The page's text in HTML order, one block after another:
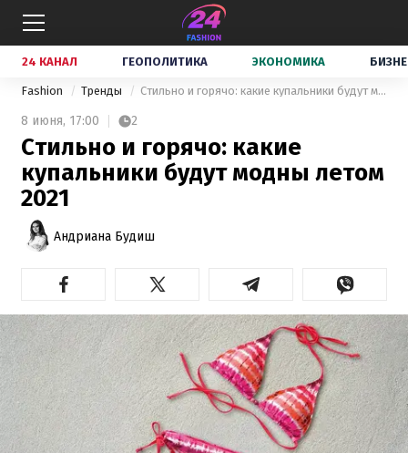
24 КАНАЛ ГЕОПОЛИТИКА ЭКОНОМИКА
Fashion Тренды Стильно и горячо: какие купальники будут модны летом 2021
8 июня, 17:00 2
Стильно и горячо: какие
купальники будут модны летом
2021
Андриана Будиш